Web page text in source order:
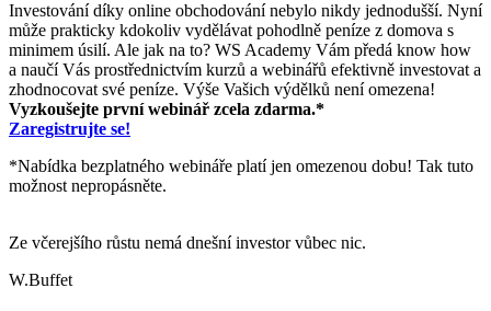
Investování díky online obchodování nebylo nikdy jednodušší. Nyní
může prakticky kdokoliv vydělávat pohodlně peníze z domova s
minimem úsilí. Ale jak na to? WS Academy Vám předá know how
a naučí Vás prostřednictvím kurzů a webinářů efektivně investovat a
zhodnocovat své peníze. Výše Vašich výdělků není omezena!
Vyzkoušejte první webinář zcela zdarma.*
Zaregistrujte se!
*Nabídka bezplatného webináře platí jen omezenou dobu! Tak tuto
možnost nepropásněte.
Ze včerejšího růstu nemá dnešní investor vůbec nic.
W.Buffet